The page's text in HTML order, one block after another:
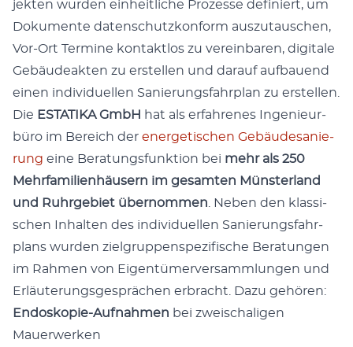
jek­ten wur­den ein­heit­li­che Pro­zes­se defi­niert, um
Doku­men­te daten­schutz­kon­form aus­zu­tau­schen,
Vor-Ort Ter­mi­ne kon­takt­los zu ver­ein­ba­ren, digi­ta­le
Gebäu­de­ak­ten zu erstel­len und dar­auf auf­bau­end
einen indi­vi­du­el­len Sanie­rungs­fahr­plan zu erstellen.
Die ESTATIKA GmbH hat als erfah­re­nes Inge­nieur­
bü­ro im Bereich der ener­ge­ti­schen Gebäu­de­sa­nie­
rung eine Bera­tungs­funk­ti­on bei mehr als 250
Mehr­fa­mi­li­en­häu­sern im gesam­ten Müns­ter­land
und Ruhr­ge­biet über­nom­men . Neben den klas­si­
schen Inhal­ten des indi­vi­du­el­len Sanie­rungs­fahr­
plans wur­den ziel­grup­pen­spe­zi­fi­sche Bera­tun­gen
im Rah­men von Eigen­tü­mer­ver­samm­lun­gen und
Erläu­te­rungs­ge­sprä­chen erbracht. Dazu gehören:
Endo­sko­pie-Auf­nah­men bei zwei­scha­li­gen
Mauerwerken